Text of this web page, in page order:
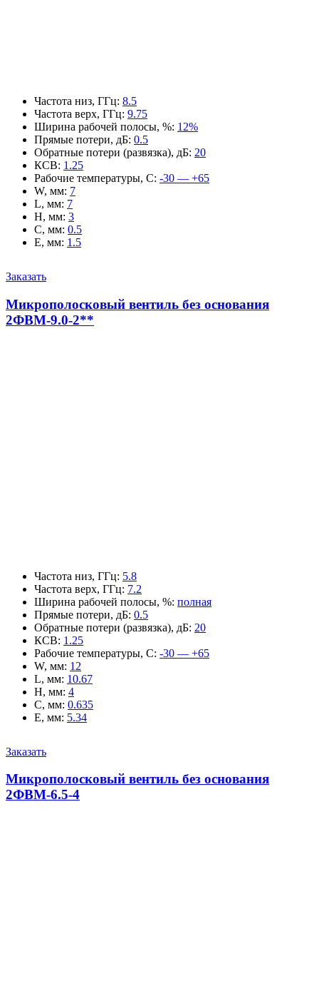
Частота низ, ГГц: 8.5
Частота верх, ГГц: 9.75
Ширина рабочей полосы, %: 12%
Прямые потери, дБ: 0.5
Обратные потери (развязка), дБ: 20
КСВ: 1.25
Рабочие температуры, С: -30 — +65
W, мм: 7
L, мм: 7
H, мм: 3
C, мм: 0.5
E, мм: 1.5
Заказать
Микрополосковый вентиль без основания
2ФВМ-9.0-2**
Частота низ, ГГц: 5.8
Частота верх, ГГц: 7.2
Ширина рабочей полосы, %: полная
Прямые потери, дБ: 0.5
Обратные потери (развязка), дБ: 20
КСВ: 1.25
Рабочие температуры, С: -30 — +65
W, мм: 12
L, мм: 10.67
H, мм: 4
C, мм: 0.635
E, мм: 5.34
Заказать
Микрополосковый вентиль без основания
2ФВМ-6.5-4